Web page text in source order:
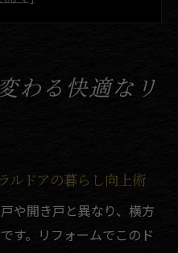
ドアで叶える住まい
る実践的な選び方
で後悔しないポイント
わる快適なリ
ルドアの暮らし向上術
や開き戸と異なり、横方
す。リフォームでこのド